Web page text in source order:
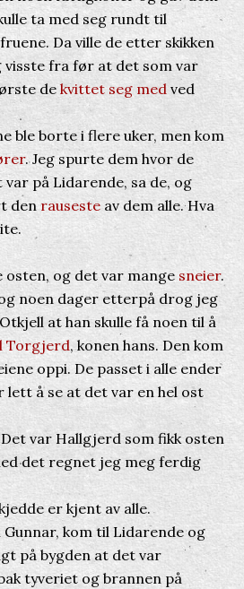
ta med seg rundt til
Da ville de etter skikken
visste fra før at det som var
de kvittet seg med ved
ble borte i flere uker, men kom
. Jeg spurte dem hvor de
på Lidarende, sa de, og
den rauseste av dem alle. Hva
osten, og det var mange sneier.
noen dager etterpå drog jeg
at han skulle få noen til å
Torgjerd, konen hans. Den kom
oppi. De passet i alle ender
lett å se at det var en hel ost
var Hallgjerd som fikk osten
det regnet jeg meg ferdig
er kjent av alle.
kom til Lidarende og
på bygden at det var
tyveriet og brannen på